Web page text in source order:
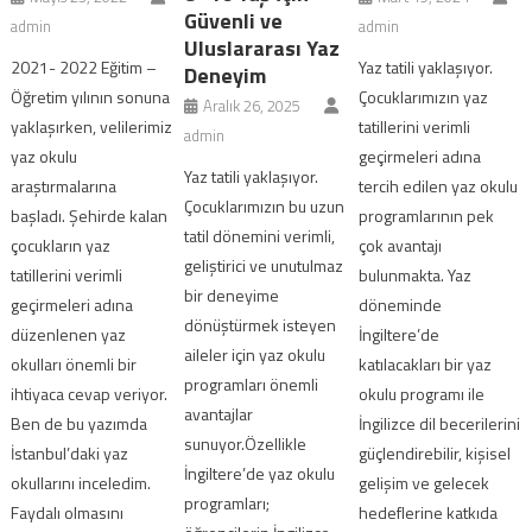
admin
2021- 2022 Eğitim –
Öğretim yılının sonuna
yaklaşırken, velilerimiz
yaz okulu
araştırmalarına
başladı. Şehirde kalan
çocukların yaz
tatillerini verimli
geçirmeleri adına
düzenlenen yaz
okulları önemli bir
ihtiyaca cevap veriyor.
Ben de bu yazımda
İstanbul’daki yaz
okullarını inceledim.
Faydalı olmasını
Güvenli ve
Uluslararası Yaz
Deneyim
Aralık 26, 2025
admin
Yaz tatili yaklaşıyor.
Çocuklarımızın bu uzun
tatil dönemini verimli,
geliştirici ve unutulmaz
bir deneyime
dönüştürmek isteyen
aileler için yaz okulu
programları önemli
avantajlar
sunuyor.Özellikle
İngiltere’de yaz okulu
programları;
admin
Yaz tatili yaklaşıyor.
Çocuklarımızın yaz
tatillerini verimli
geçirmeleri adına
tercih edilen yaz okulu
programlarının pek
çok avantajı
bulunmakta. Yaz
döneminde
İngiltere’de
katılacakları bir yaz
okulu programı ile
İngilizce dil becerilerini
güçlendirebilir, kişisel
gelişim ve gelecek
hedeflerine katkıda